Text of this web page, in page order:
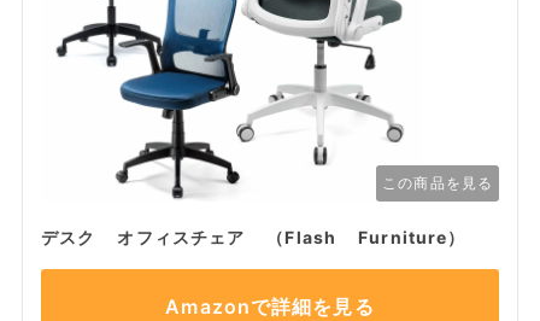
この商品を見る
デスク オフィスチェア （Flash Furniture）
Amazonで詳細を見る